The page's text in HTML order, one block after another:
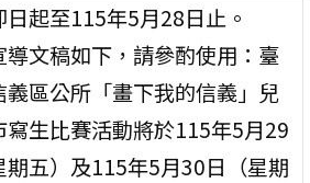
日起至115年5月28日止。
導文稿如下，請參酌使用：臺
義區公所「畫下我的信義」兒
寫生比賽活動將於115年5月29
期五）及115年5月30日（星期